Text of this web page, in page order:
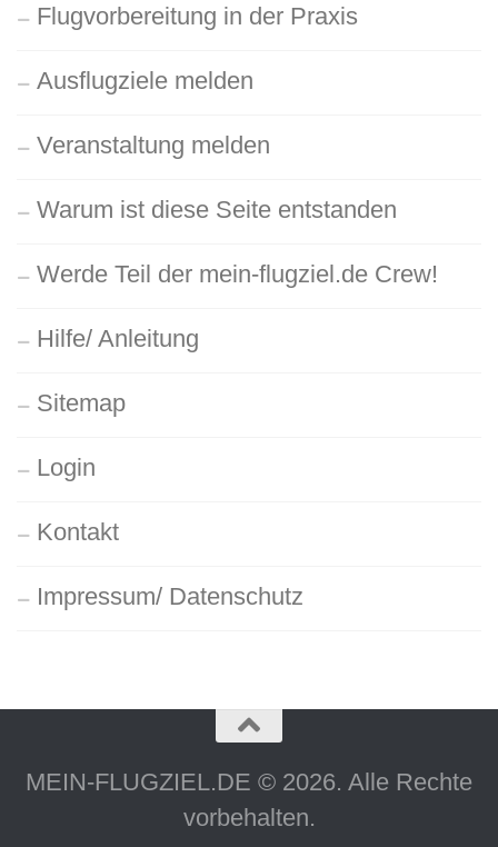
Flugvorbereitung in der Praxis
Ausflugziele melden
Veranstaltung melden
Warum ist diese Seite entstanden
Werde Teil der mein-flugziel.de Crew!
Hilfe/ Anleitung
Sitemap
Login
Kontakt
Impressum/ Datenschutz
MEIN-FLUGZIEL.DE © 2026. Alle Rechte
vorbehalten.